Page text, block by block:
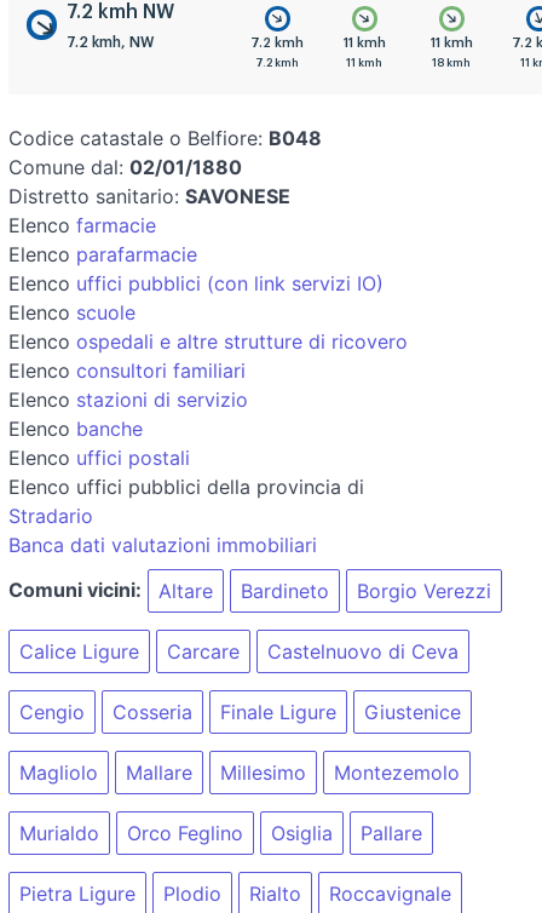
7.2 kmh NW
7.2 kmh, NW 7.2 kmh
7.2 kmh
11 kmh
11 kmh
11 kmh
18 kmh
7.2
11
Codice catastale o Belfiore: B048
Comune dal: 02/01/1880
Distretto sanitario: SAVONESE
Elenco farmacie
Elenco parafarmacie
Elenco uffici pubblici (con link servizi IO)
Elenco scuole
Elenco ospedali e altre strutture di ricovero
Elenco consultori familiari
Elenco stazioni di servizio
Elenco banche
Elenco uffici postali
Elenco uffici pubblici della provincia di
Stradario
Banca dati valutazioni immobiliari
Comuni vicini:
Altare Bardineto Borgio Verezzi
Calice Ligure Carcare Castelnuovo di Ceva
Cengio Cosseria Finale Ligure Giustenice
Magliolo Mallare Millesimo Montezemolo
Murialdo Orco Feglino Osiglia Pallare
Pietra Ligure Plodio Rialto Roccavignale